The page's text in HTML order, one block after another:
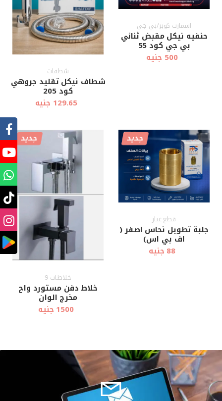
اسمارت كوبر/بي جي
حنفيه نيكل مقبض ثنائي
بي جي كود 55
500 جنيه
أضف إلى
العربة عرض سريع
شطفات
شطاف نيكل تقليد جروهي
كود 205
129.65 جنيه
أضف إلى عرض سريع
جديد
قطع غيار
جلبة تطويل نحاس اصفر (
اف بي اس)
88 جنيه
أضف إلى
العربة عرض سريع
جديد
خلاطات 9
خلاط دفن مستورد واح
مخرج الوان
1500 جنيه
أضف إلى
العربة